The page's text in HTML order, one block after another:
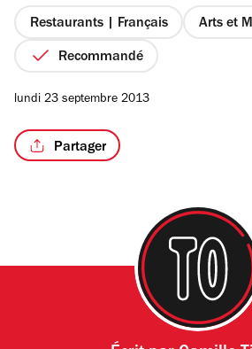
étoiles
Restaurants | Français Arts et
Recommandé
lundi 23 septembre 2013
Partager